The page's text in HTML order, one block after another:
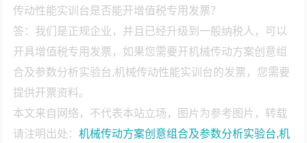
传动性能实训台是否能开增值税专用发票？
答：我们是正规企业，并且已经升级到一般纳税人，可以
开具增值税专用发票，如果您需要开机械传动方案创意组
合及参数分析实验台,机械传动性能实训台的发票，您需要
提供开票资料。
本文来自网络，不代表本站立场，图片为参考图片，转载
请注明出处：机械传动方案创意组合及参数分析实验台,机